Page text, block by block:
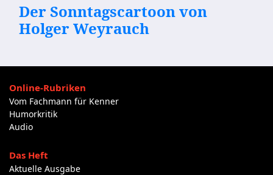
Der Sonntagscartoon von
Holger Weyrauch
Online-Rubriken
Vom Fachmann für Kenner
Humorkritik
Audio
Das Heft
Aktuelle Ausgabe